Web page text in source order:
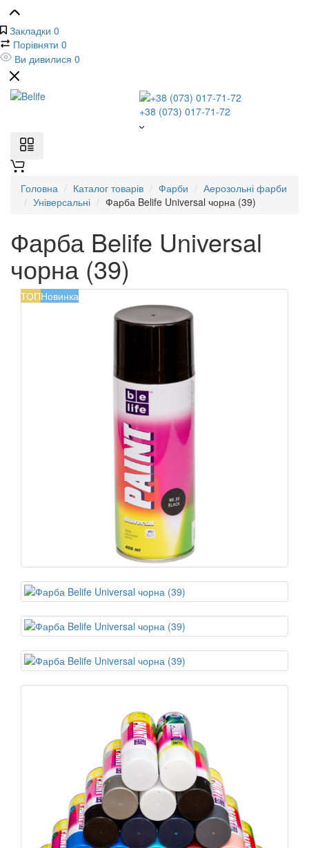
Закладки 0
Порівняти 0
Ви дивилися 0
+38 (073) 017-71-72
Головна Каталог товарів Фарби
Аерозольні фарби
Універсальні
Фарба Belife Universal чорна (39)
Фарба Belife Universal
чорна (39)
ТОПНовинка